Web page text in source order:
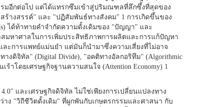
รมอีกต่อไป แต่ได้แทรกซึมเข้าสู่ปริมณฑลที่ลึกซึ้งที่สุดของ
างสรรค์" และ "ปฏิสัมพันธ์ทางสังคม" 1 การเกิดขึ้นของ
ได้ท้าทายคำจำกัดความดั้งเดิมของ "ปัญญา" และ
มหาศาลในการเพิ่มประสิทธิภาพการผลิตและการแก้ปัญหา
ะการแพทย์แม่นยำ แต่มันก็นำมาซึ่งความเสี่ยงที่ไม่อาจ
งดิจิทัล" (Digital Divide), "อคติทางอัลกอริทึม" (Algorithmic
าโดยเศรษฐกิจฐานความสนใจ (Attention Economy) 1
และเศรษฐกิจดิจิทัล ไม่ใช่เพียงการเปลี่ยนแปลงทาง
ง "วิถีชีวิตดั้งเดิม" ที่ผูกพันกับเกษตรกรรมและศาสนา กับ